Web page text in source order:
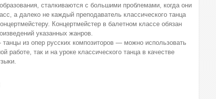
сталкиваются с большими проблемами, когда они
а далеко не каждый преподаватель классического танца
Концертмейстер в балетном классе обязан
указанных жанров.
из опер русских композиторов — можно использовать
работе, так и на уроке классического танца в качестве